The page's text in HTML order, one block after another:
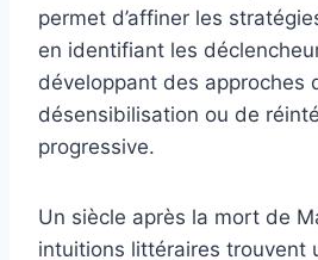
permet d’affiner les
en identifiant les
développant des approches
désensibilisation ou de
progressive.
Un siècle après la mort de
intuitions littéraires trouvent